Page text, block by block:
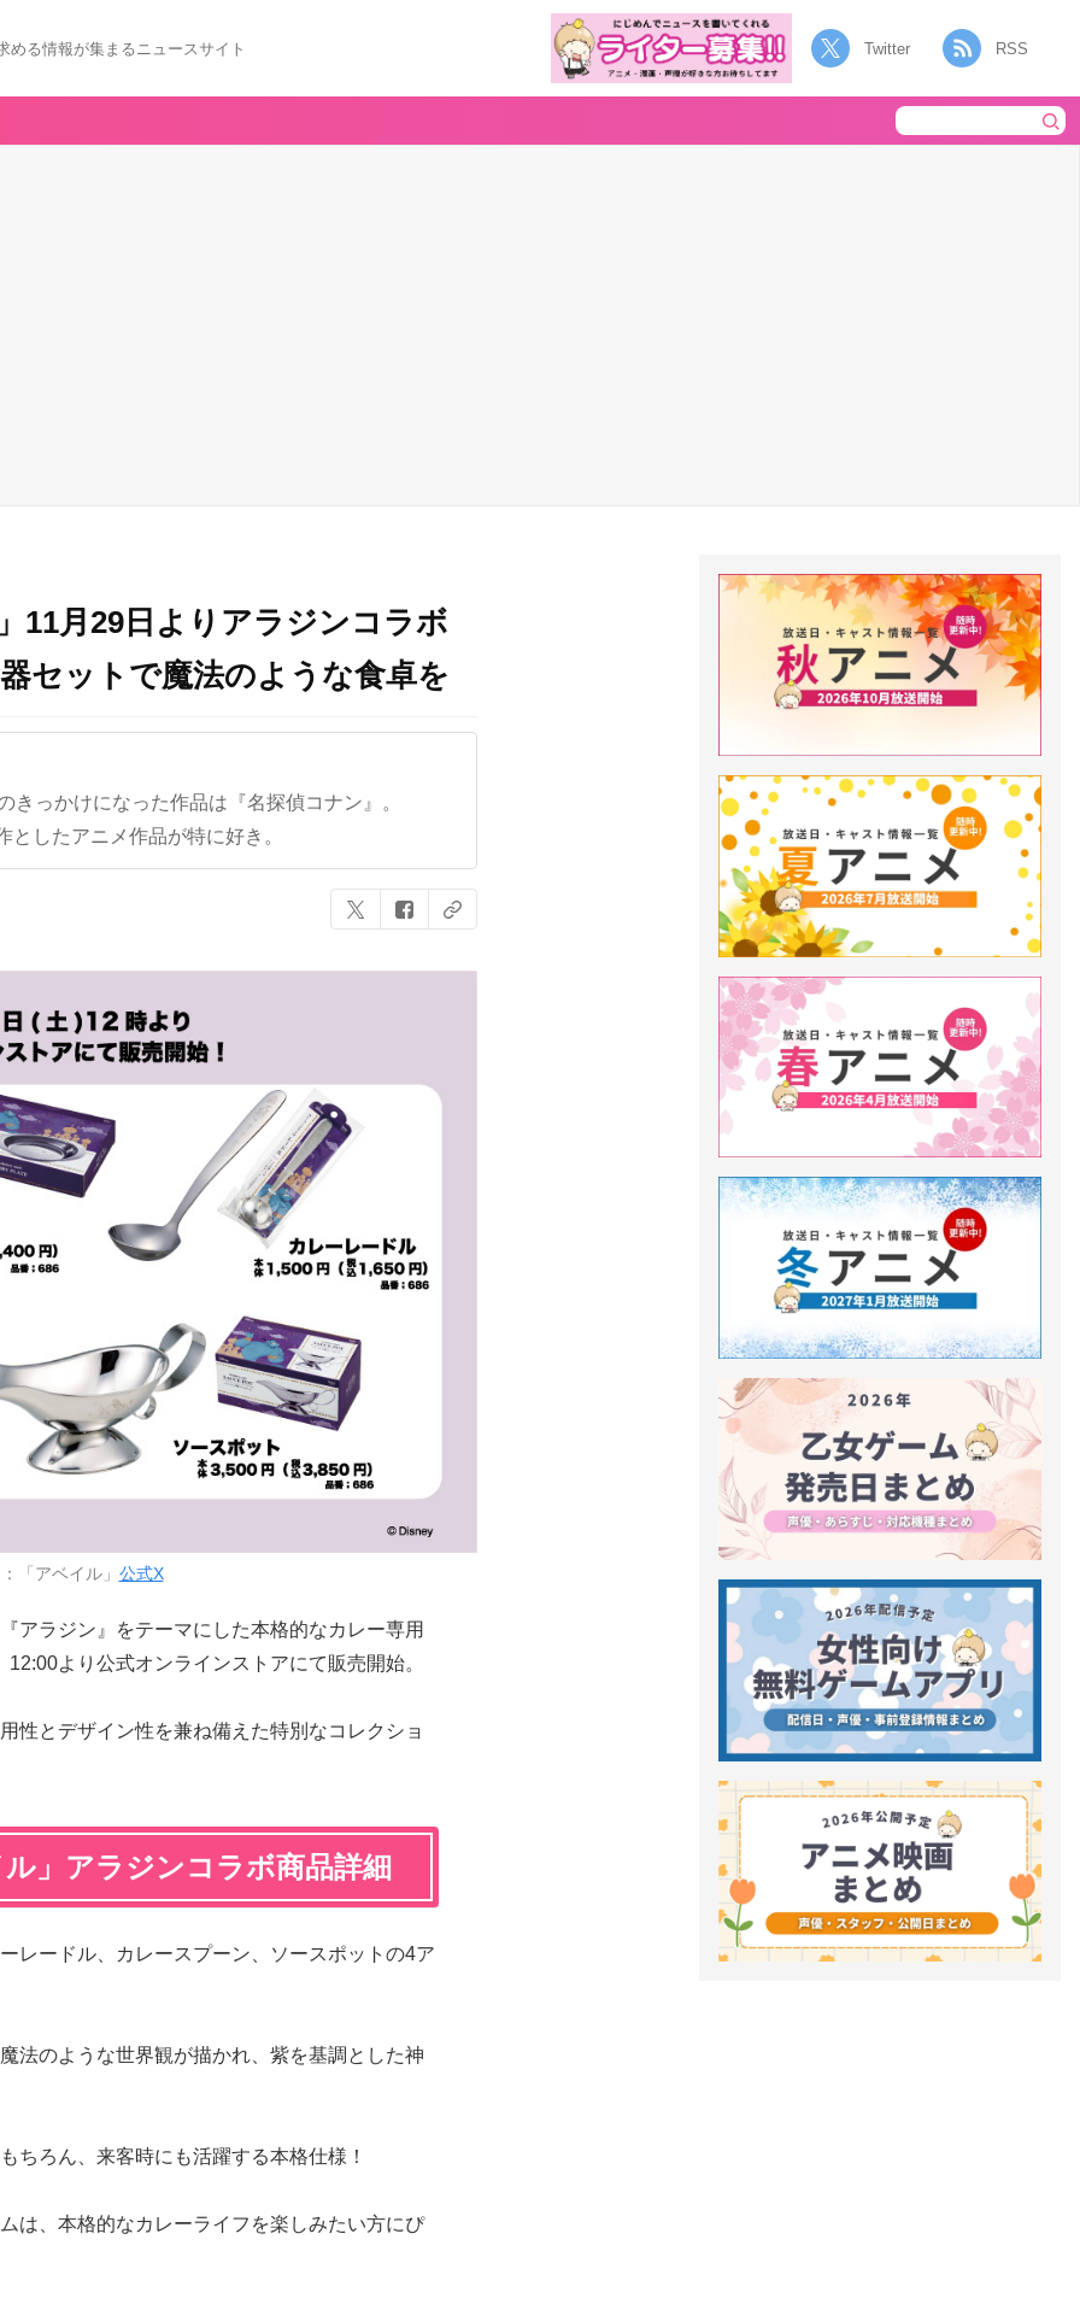
める情報が集まるニュースサイト Twitter RSS
11月29日よりアラジンコラボ
セットで魔法のような食卓を
きっかけになった作品は『名探偵コナン』。
したアニメ作品が特に好き。
「アベイル」 公式X
アラジン』をテーマにした本格的なカレー専用
より公式オンラインストアにて販売開始。
性とデザイン性を兼ね備えた特別なコレクショ
」アラジンコラボ商品詳細
レードル、カレースプーン、ソースポットの4ア
法のような世界観が描かれ、紫を基調とした神
ちろん、来客時にも活躍する本格仕様！
は、本格的なカレーライフを楽しみたい方にぴ